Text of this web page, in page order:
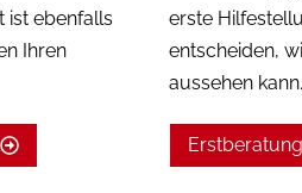
ist ebenfalls
Ihren
erste
entscheiden,
aussehen kann.